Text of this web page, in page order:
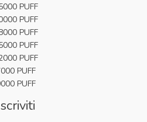
PUFF
PUFF
PUFF
PUFF
PUFF
PUFF
PUFF